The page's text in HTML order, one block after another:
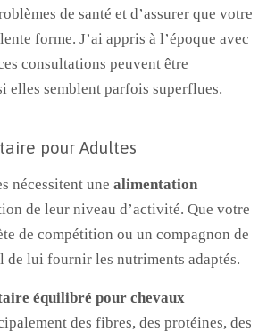
de santé et d’assurer que votre
forme. J’ai appris à l’époque avec
consultations peuvent être
elles semblent parfois superflues.
pour Adultes
nécessitent une alimentation
de leur niveau d’activité. Que votre
de compétition ou un compagnon de
lui fournir les nutriments adaptés.
équilibré pour chevaux
des fibres, des protéines, des